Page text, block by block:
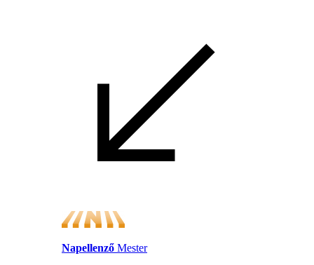
Napellenző Mester